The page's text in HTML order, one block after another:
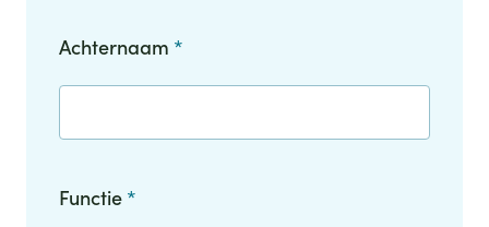
Achternaam *
Functie *